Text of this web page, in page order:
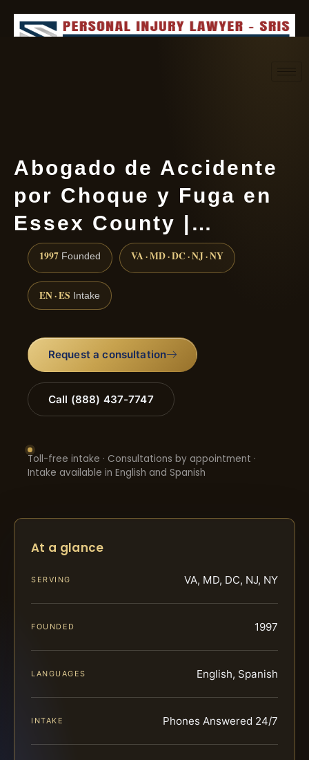
Abogado de Accidente
por Choque y Fuga en
Essex County |…
1997 Founded VA · MD · DC · NJ · NY
EN · ES Intake
Request a consultation
Call (888) 437-7747
Toll-free intake · Consultations by appointment ·
Intake available in English and Spanish
At a glance
SERVING VA, MD, DC, NJ, NY
FOUNDED 1997
LANGUAGES English, Spanish
INTAKE Phones Answered 24/7